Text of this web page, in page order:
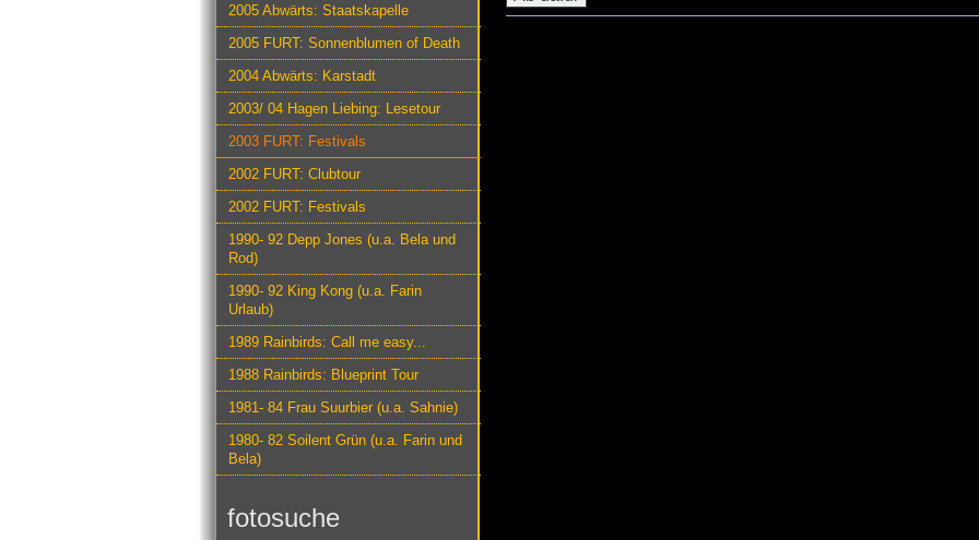
2005 Abwärts: Staatskapelle
2005 FURT: Sonnenblumen of Death
2004 Abwärts: Karstadt
2003/ 04 Hagen Liebing: Lesetour
2003 FURT: Festivals
2002 FURT: Clubtour
2002 FURT: Festivals
1990- 92 Depp Jones (u.a. Bela und
Rod)
1990- 92 King Kong (u.a. Farin
Urlaub)
1989 Rainbirds: Call me easy...
1988 Rainbirds: Blueprint Tour
1981- 84 Frau Suurbier (u.a. Sahnie)
1980- 82 Soilent Grün (u.a. Farin und
Bela)
fotosuche